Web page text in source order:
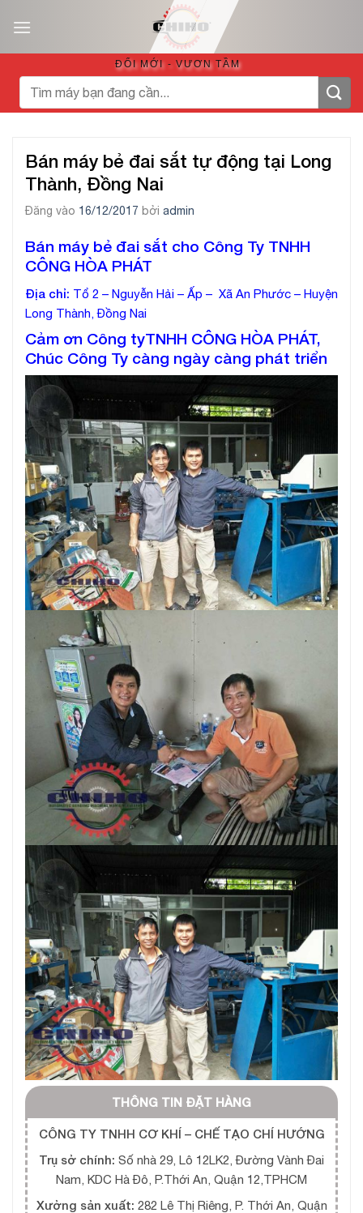
qua
ĐỔI MỚI - VƯƠN TẦM
Tìm
kiếm:
Bán máy bẻ đai sắt tự động tại Long
Thành, Đồng Nai
Đăng vào 16/12/2017 bởi admin
Bán máy bẻ đai sắt cho Công Ty TNHH
CÔNG HÒA PHÁT
Địa chỉ: Tổ 2 – Nguyễn Hải – Ấp – Xã An Phước – Huyện
Long Thành, Đồng Nai
Cảm ơn Công tyTNHH CÔNG HÒA PHÁT,
Chúc Công Ty càng ngày càng phát triển
THÔNG TIN ĐẶT HÀNG
CÔNG TY TNHH CƠ KHÍ – CHẾ TẠO CHÍ HƯỚNG
Trụ sở chính: Số nhà 29, Lô 12LK2, Đường Vành Đai
Nam, KDC Hà Đô, P.Thới An, Quận 12,TPHCM
Xưởng sản xuất: 282 Lê Thị Riêng, P. Thới An, Quận